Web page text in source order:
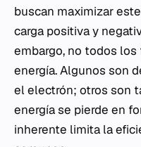
buscan maximizar
carga positiva y
embargo, no todos
energía. Algunos son
el electrón; otros son
energía se pierde en
inherente limita la